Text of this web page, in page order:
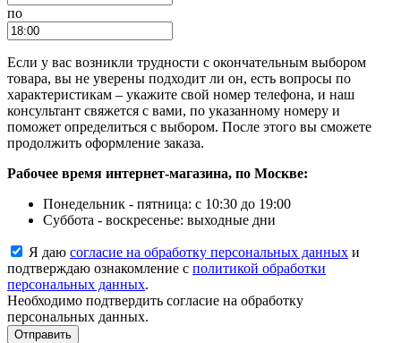
по
Если у вас возникли трудности с окончательным выбором
товара, вы не уверены подходит ли он, есть вопросы по
характеристикам – укажите свой номер телефона, и наш
консультант свяжется с вами, по указанному номеру и
поможет определиться с выбором. После этого вы сможете
продолжить оформление заказа.
Рабочее время интернет-магазина, по Москве:
Понедельник - пятница: с 10:30 до 19:00
Суббота - воскресенье: выходные дни
Я даю согласие на обработку персональных данных и
подтверждаю ознакомление с политикой обработки
персональных данных.
Необходимо подтвердить согласие на обработку
персональных данных.
Отправить